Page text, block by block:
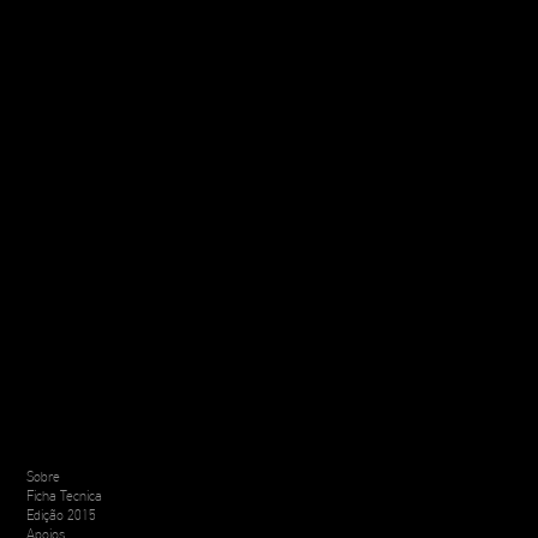
Sobre
Ficha Tecnica
Edição 2015